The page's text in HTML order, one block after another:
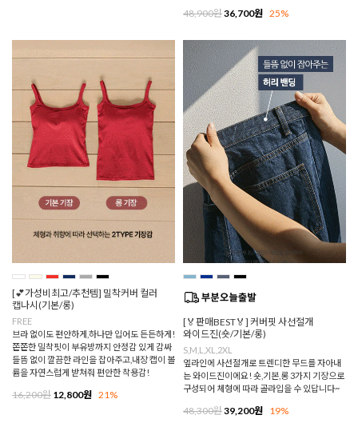
48,900원36,700원 25%
[💕가성비최고/추천템] 밀착커버 컬러
캡나시(기본/롱)
FREE
브라 없이도 편안하게,하나만 입어도 든든하게!
쫀쫀한 밀착핏이 부유방까지 안정감 있게 감싸
들뜸 없이 깔끔한 라인을 잡아주고,내장 캡이 볼
륨을 자연스럽게 받쳐줘 편안한 착용감!
16,200원 12,800원 21%
[🏅판매BEST🏅] 커버핏 사선절개
와이드진(숏/기본/롱)
S,M,L,XL,2XL
옆라인에 사선절개로 트렌디한 무드를 자아내
는 와이드진이에요! 숏,기본,롱 3가지 기장으로
구성되어 체형에 따라 골라입을 수 있답니다~
48,300원39,200원 19%